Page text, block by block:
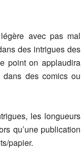
avec pas mal
des intrigues des
point on applaudira
dans des comics ou
les longueurs
qu’une publication
papier.